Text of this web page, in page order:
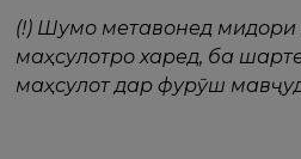
(!) Шумо метавонед
маҳсулотро харед, ба
маҳсулот дар фурӯш